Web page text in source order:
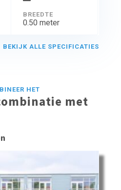
BREEDTE
0.50 meter
BEKIJK ALLE SPECIFICATIES
HET
met